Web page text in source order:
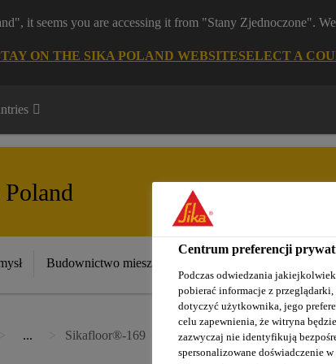
it seems you are accessing it from "Stany Zjednoczone".
ON THE SIKA POLAND WEBSITESELECT A
Budownictwo mieszkaniowe
... Sikafloor®-169
Centrum preferencji
Podczas odwiedzania
pobierać informacje z
dotyczyć użytkownika, jego
celu zapewnienia, że witryna
zazwyczaj nie identyfikują
spersonalizowane doświadczenie